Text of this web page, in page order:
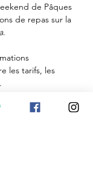
de Pâques
de repas sur la
.
les tarifs, les